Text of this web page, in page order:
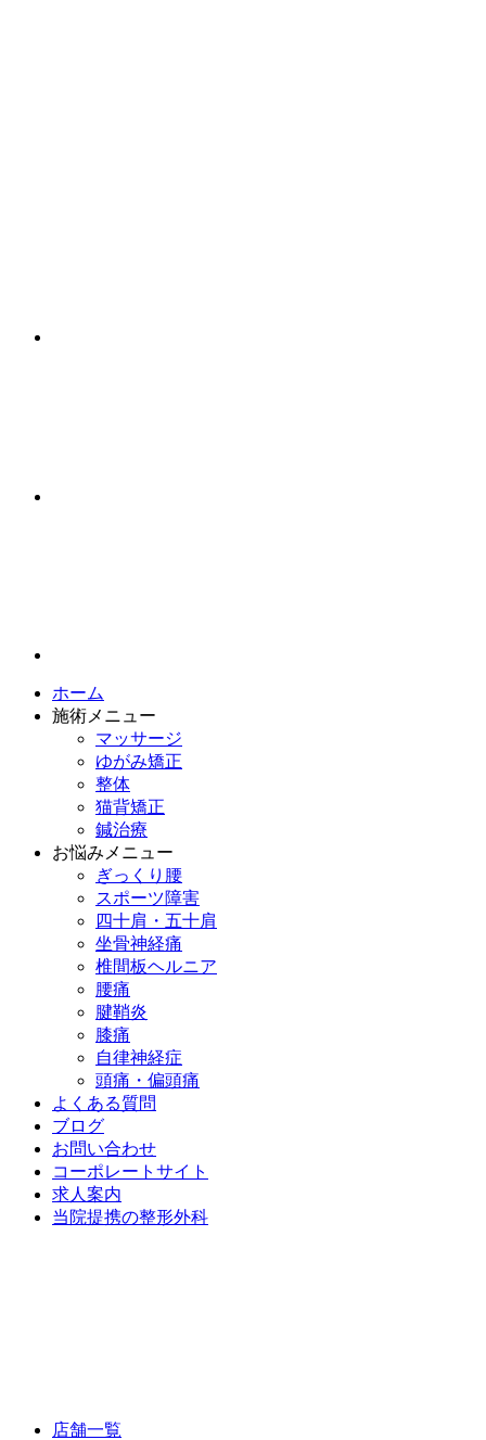
ホーム
施術メニュー
マッサージ
ゆがみ矯正
整体
猫背矯正
鍼治療
お悩みメニュー
ぎっくり腰
スポーツ障害
四十肩・五十肩
坐骨神経痛
椎間板ヘルニア
腰痛
腱鞘炎
膝痛
自律神経症
頭痛・偏頭痛
よくある質問
ブログ
お問い合わせ
コーポレートサイト
求人案内
当院提携の整形外科
店舗一覧